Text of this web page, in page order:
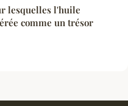
lesquelles l'huile
comme un trésor